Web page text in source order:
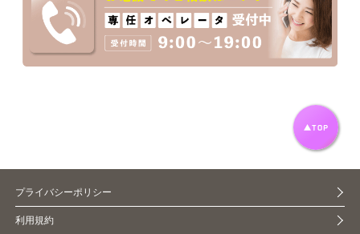
プライバシーポリシー
利用規約